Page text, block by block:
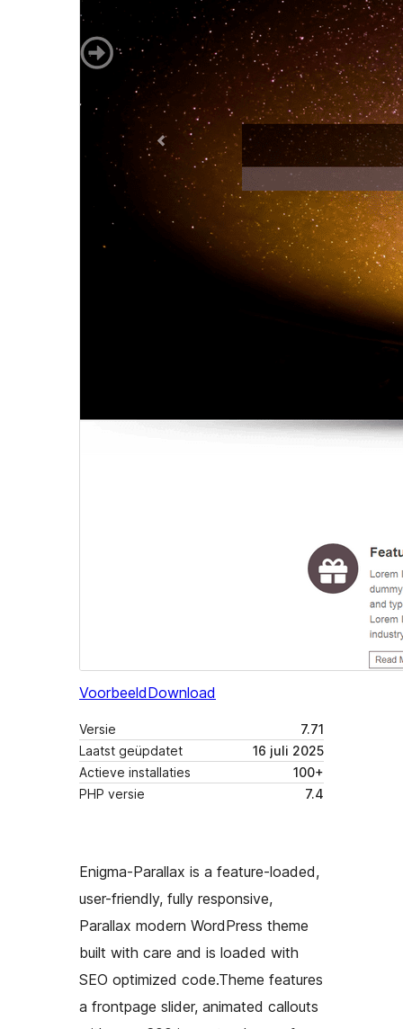
VoorbeeldDownload
Versie
7.71
Laatst geüpdatet
16 juli 2025
Actieve installaties
100+
PHP versie
7.4
Enigma-Parallax is a feature-loaded,
user-friendly, fully responsive,
Parallax modern WordPress theme
built with care and is loaded with
SEO optimized code.Theme features
a frontpage slider, animated callouts